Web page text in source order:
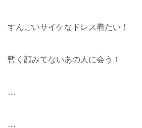
すんごいサイケなドレス着たい！
暫く顔みてないあの人に会う！
…
…